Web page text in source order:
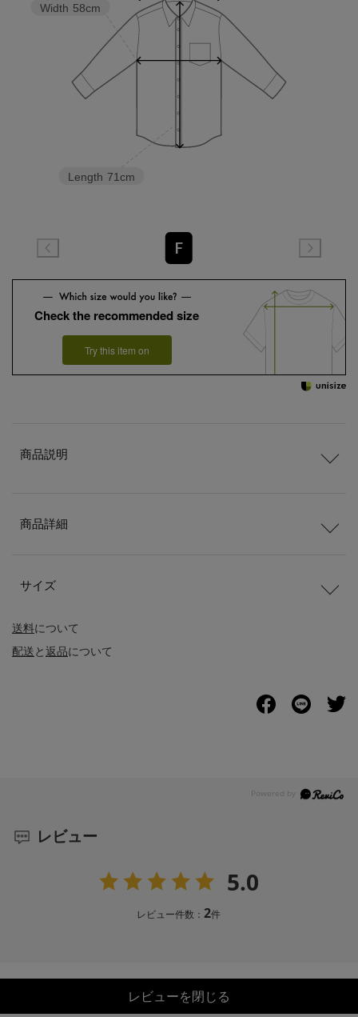
Length 71cm
Width 58cm
F
Check the recommended size
Try this item on
送料について
配送と返品について
商品説明
商品詳細
サイズ
レビュー
5.0
レビュー件数：2件
レビューを閉じる